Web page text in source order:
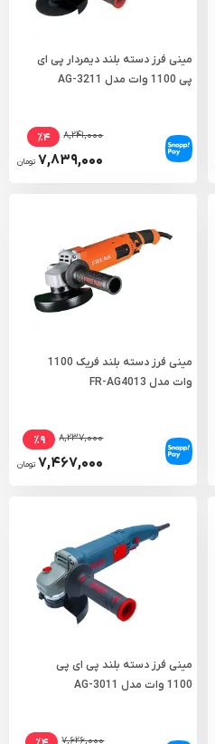
مینی فرز دسته بلند دیمردار پی ای
پی 1100 وات مدل AG-3211
۸,۲۴۱,۰۰۰ ٪۴
۷,۸۳۹,۰۰۰ تومان
مینی فرز دسته بلند فریک 1100
وات مدل FR-AG4013
۸,۲۳۷,۰۰۰ ٪۹
۷,۴۶۷,۰۰۰ تومان
مینی فرز دسته بلند پی ای پی
1100 وات مدل AG-3011
۷,۶۲۶,۰۰۰